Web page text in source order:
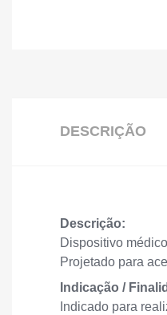
DESCRIÇÃO
Descrição:
Dispositivo
Projetado para
Indicação /
Indicado para